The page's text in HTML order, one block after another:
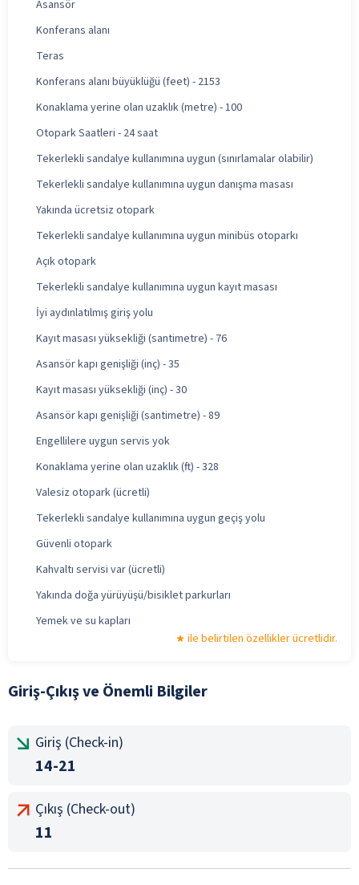
Asansör
Konferans alanı
Teras
Konferans alanı büyüklüğü (feet) - 2153
Konaklama yerine olan uzaklık (metre) - 100
Otopark Saatleri - 24 saat
Tekerlekli sandalye kullanımına uygun (sınırlamalar olabilir)
Tekerlekli sandalye kullanımına uygun danışma masası
Yakında ücretsiz otopark
Tekerlekli sandalye kullanımına uygun minibüs otoparkı
Açık otopark
Tekerlekli sandalye kullanımına uygun kayıt masası
İyi aydınlatılmış giriş yolu
Kayıt masası yüksekliği (santimetre) - 76
Asansör kapı genişliği (inç) - 35
Kayıt masası yüksekliği (inç) - 30
Asansör kapı genişliği (santimetre) - 89
Engellilere uygun servis yok
Konaklama yerine olan uzaklık (ft) - 328
Valesiz otopark (ücretli)
Tekerlekli sandalye kullanımına uygun geçiş yolu
Güvenli otopark
Kahvaltı servisi var (ücretli)
Yakında doğa yürüyüşü/bisiklet parkurları
Yemek ve su kapları
ile belirtilen özellikler ücretlidir.
Giriş-Çıkış ve Önemli Bilgiler
Giriş (Check-in)
14-21
Çıkış (Check-out)
11